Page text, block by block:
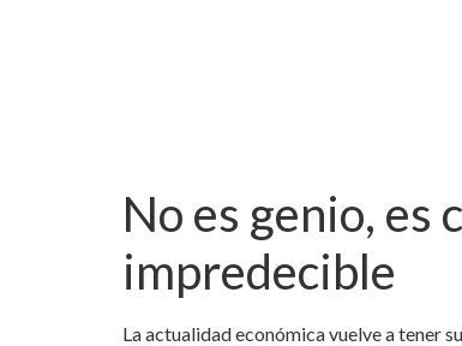
No es genio, es
impredecible
La actualidad económica vuelve a tener